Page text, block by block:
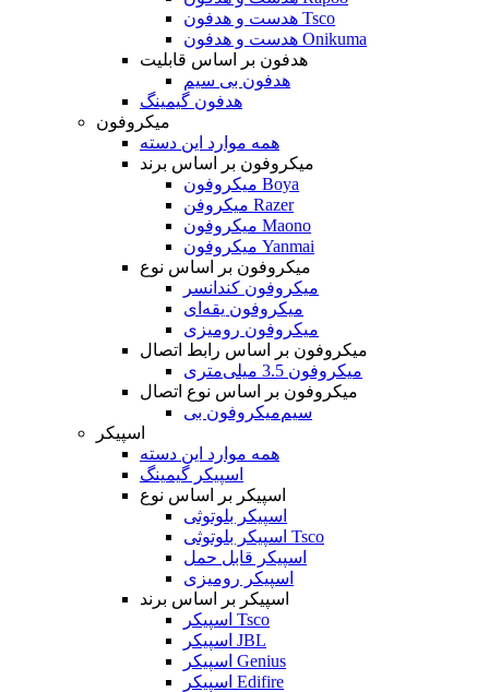
هدست و هدفون Tsco
هدست و هدفون Onikuma
هدفون بر اساس قابلیت
هدفون بی سیم
هدفون گیمینگ
میکروفون
همه موارد این دسته
میکروفون بر اساس برند
میکروفون Boya
میکروفن Razer
میکروفون Maono
میکروفون Yanmai
میکروفون بر اساس نوع
میکروفون کندانسر
میکروفون یقه‌ای
میکروفون رومیزی
میکروفون بر اساس رابط اتصال
میکروفون 3.5 میلی‌متری
میکروفون بر اساس نوع اتصال
میکروفون بی‌‎سیم
اسپیکر
همه موارد این دسته
اسپیکر گیمینگ
اسپیکر بر اساس نوع
اسپیکر بلوتوثی
اسپیکر بلوتوثی Tsco
اسپیکر قابل حمل
اسپیکر رومیزی
اسپیکر بر اساس برند
اسپیکر Tsco
اسپیکر JBL
اسپیکر Genius
اسپیکر Edifire